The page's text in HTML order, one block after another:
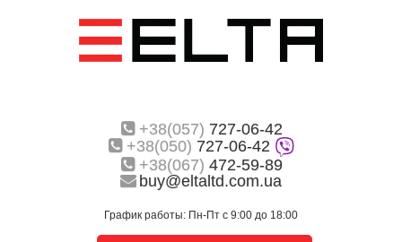
+38(057) 727-06-42
+38(050) 727-06-42
+38(067) 472-59-89
buy@eltaltd.com.ua
График работы: Пн-Пт с 9:00 до 18:00